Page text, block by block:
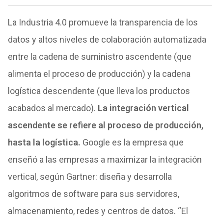
La Industria 4.0 promueve la transparencia de los
datos y altos niveles de colaboración automatizada
entre la cadena de suministro ascendente (que
alimenta el proceso de producción) y la cadena
logística descendente (que lleva los productos
acabados al mercado). La integración vertical
ascendente se refiere al proceso de producción,
hasta la logística. Google es la empresa que
enseñó a las empresas a maximizar la integración
vertical, según Gartner: diseña y desarrolla
algoritmos de software para sus servidores,
almacenamiento, redes y centros de datos. “El